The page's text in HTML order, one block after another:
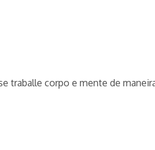
traballe corpo e mente de